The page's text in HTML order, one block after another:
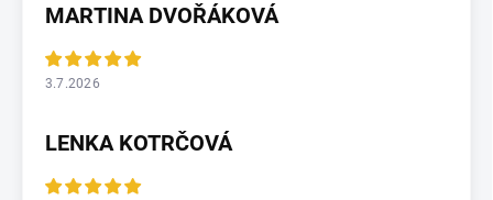
MARTINA DVOŘÁKOVÁ
3.7.2026
LENKA KOTRČOVÁ